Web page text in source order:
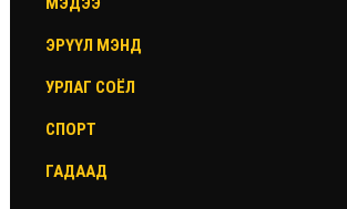
ЭРҮҮЛ МЭНД
УРЛАГ СОЁЛ
СПОРТ
ГАДААД